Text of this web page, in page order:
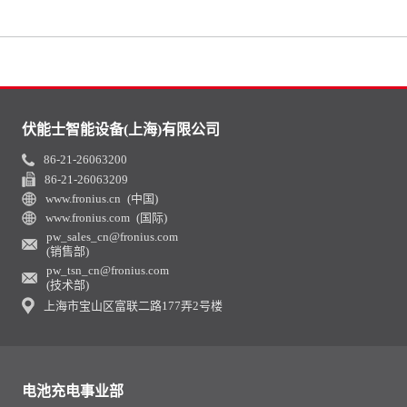
伏能士智能设备(上海)有限公司
86-21-26063200
86-21-26063209
www.fronius.cn (中国)
www.fronius.com (国际)
pw_sales_cn@fronius.com
(销售部)
pw_tsn_cn@fronius.com
(技术部)
上海市宝山区富联二路177弄2号楼
电池充电事业部